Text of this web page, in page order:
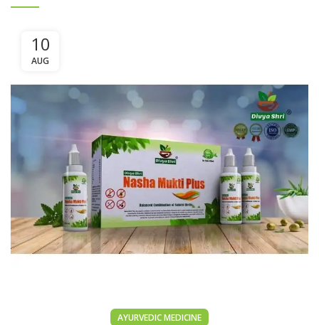
10
AUG
AYURVEDIC MEDICINE